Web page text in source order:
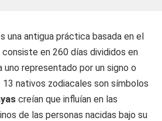
una antigua práctica basada en el
en 260 días divididos en
representado por un signo o
13 nativos zodiacales son símbolos
creían que influían en las
de las personas nacidas bajo su